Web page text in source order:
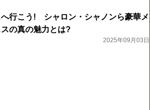
行こう! シャロン・シャノンら豪華メ
の真の魅力とは?
2025年09月03日